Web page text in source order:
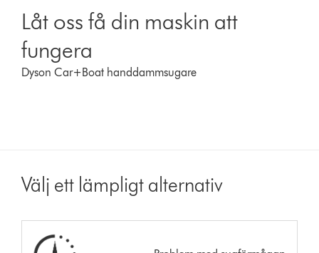
Låt oss få din maskin att
fungera
Dyson Car+Boat handdammsugare
Välj ett lämpligt alternativ